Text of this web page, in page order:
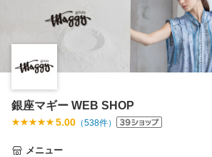
銀座マギー WEB SHOP
5.00 （538件）
メニュー